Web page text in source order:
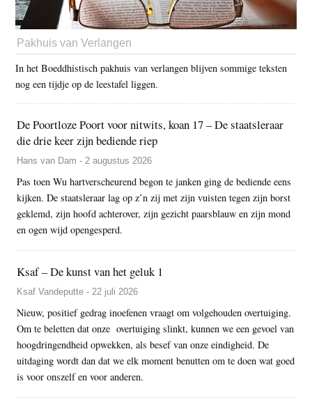
Pakhuis van Verlangen
In het Boeddhistisch pakhuis van verlangen blijven sommige teksten
nog een tijdje op de leestafel liggen.
De Poortloze Poort voor nitwits, koan 17 – De staatsleraar
die drie keer zijn bediende riep
Hans van Dam - 2 augustus 2026
Pas toen Wu hartverscheurend begon te janken ging de bediende eens
kijken. De staatsleraar lag op z’n zij met zijn vuisten tegen zijn borst
geklemd, zijn hoofd achterover, zijn gezicht paarsblauw en zijn mond
en ogen wijd opengesperd.
Ksaf – De kunst van het geluk 1
Ksaf Vandeputte - 22 juli 2026
Nieuw, positief gedrag inoefenen vraagt om volgehouden overtuiging.
Om te beletten dat onze overtuiging slinkt, kunnen we een gevoel van
hoogdringendheid opwekken, als besef van onze eindigheid. De
uitdaging wordt dan dat we elk moment benutten om te doen wat goed
is voor onszelf en voor anderen.